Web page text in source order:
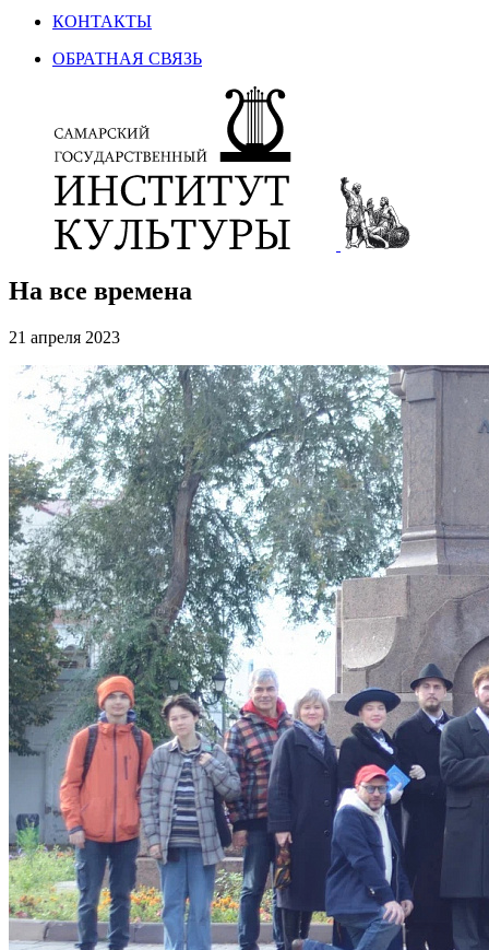
КОНТАКТЫ
ОБРАТНАЯ СВЯЗЬ
На все времена
21 апреля 2023